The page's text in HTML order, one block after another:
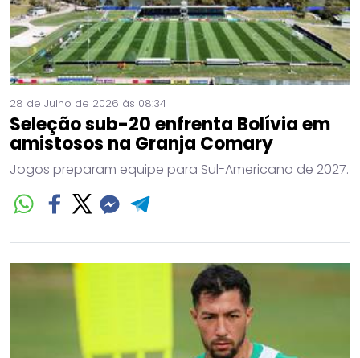
28 de Julho de 2026 às 08:34
Seleção sub-20 enfrenta Bolívia em
amistosos na Granja Comary
Jogos preparam equipe para Sul-Americano de 2027.